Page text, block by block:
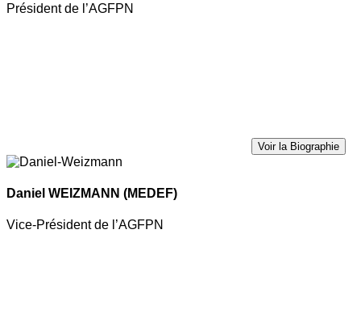
Président de l’AGFPN
Voir la Biographie
Daniel WEIZMANN (MEDEF)
Vice-Président de l’AGFPN